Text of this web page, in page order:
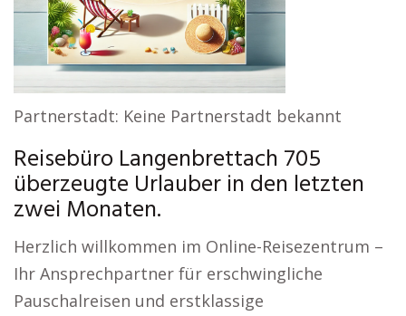
Partnerstadt: Keine Partnerstadt bekannt
Reisebüro Langenbrettach 705
überzeugte Urlauber in den letzten
zwei Monaten.
Herzlich willkommen im Online-Reisezentrum –
Ihr Ansprechpartner für erschwingliche
Pauschalreisen und erstklassige